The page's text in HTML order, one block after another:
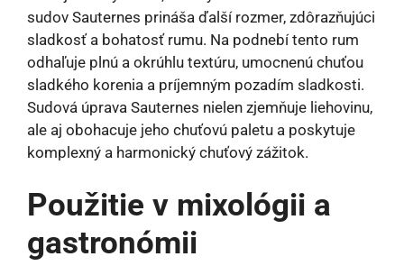
sudov Sauternes prináša ďalší rozmer, zdôrazňujúci
sladkosť a bohatosť rumu. Na podnebí tento rum
odhaľuje plnú a okrúhlu textúru, umocnenú chuťou
sladkého korenia a príjemným pozadím sladkosti.
Sudová úprava Sauternes nielen zjemňuje liehovinu,
ale aj obohacuje jeho chuťovú paletu a poskytuje
komplexný a harmonický chuťový zážitok.
Použitie v mixológii a
gastronómii